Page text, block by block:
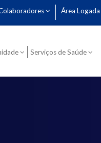
Área Logada
Serviços de Saúde